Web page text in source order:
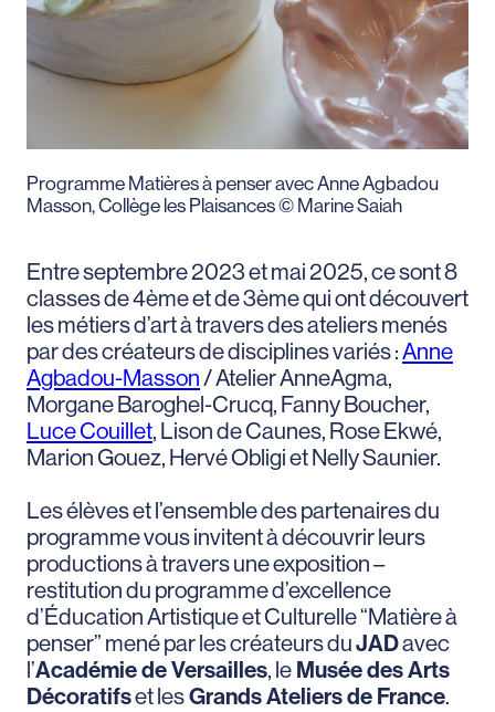
Programme Matières à penser avec Anne Agbadou
Masson, Collège les Plaisances © Marine Saiah
Entre septembre 2023 et mai 2025, ce sont 8
classes de 4ème et de 3ème qui ont découvert
les métiers d’art à travers des ateliers menés
par des créateurs de disciplines variés :Anne
Agbadou-Masson/ Atelier AnneAgma,
Morgane Baroghel-Crucq, Fanny Boucher,
Luce Couillet, Lison de Caunes, Rose Ekwé,
Marion Gouez, Hervé Obligi et Nelly Saunier.
Les élèves et l’ensemble des partenaires du
programme vous invitent à découvrir leurs
productions à travers une exposition –
restitution du programme d’excellence
d’Éducation Artistique et Culturelle “Matière à
penser” mené par les créateurs duJADavec
l’Académie de Versailles, le Musée des Arts
Décoratifset lesGrands Ateliers de France.